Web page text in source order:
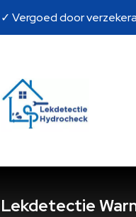
✓ Vergoed door
Lekdetectie